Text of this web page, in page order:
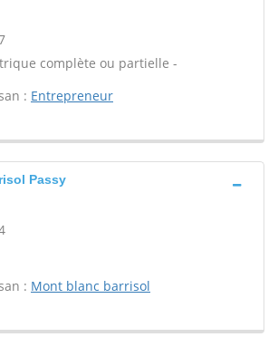
complète ou partielle -
: Entrepreneur
Passy
: Mont blanc barrisol